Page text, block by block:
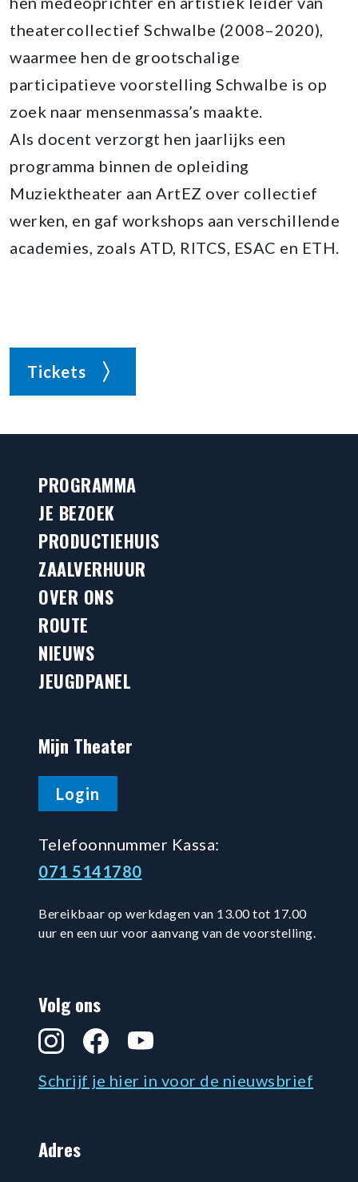
theatercollectief Schwalbe (2008–2020),
waarmee hen de grootschalige
participatieve voorstelling Schwalbe is op
zoek naar mensenmassa’s maakte.
Als docent verzorgt hen jaarlijks een
programma binnen de opleiding
Muziektheater aan ArtEZ over collectief
werken, en gaf workshops aan verschillende
academies, zoals ATD, RITCS, ESAC en ETH.
Tickets
PROGRAMMA
JE BEZOEK
PRODUCTIEHUIS
ZAALVERHUUR
OVER ONS
ROUTE
NIEUWS
JEUGDPANEL
Mijn Theater
Login
Telefoonnummer Kassa:
071 5141780
Bereikbaar op werkdagen van 13.00 tot 17.00
uur en een uur voor aanvang van de voorstelling.
Volg ons
InstagramFacebookYouTube
Schrijf je hier in voor de nieuwsbrief
Adres